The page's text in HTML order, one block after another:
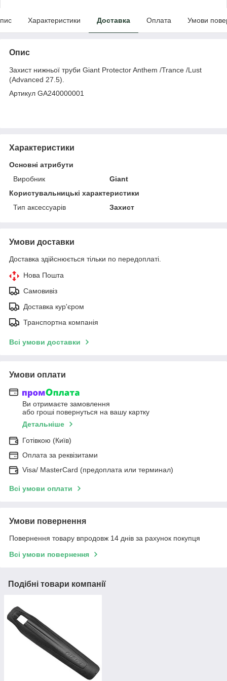
Характеристики Доставка Оплата Умови
Опис
Захист нижньої труби Giant Protector Anthem /Trance /Lust
(Advanced 27.5).
Артикул GA240000001
Характеристики
Основні атрибути
Виробник
Giant
Користувальницькі характеристики
Тип аксессуарів
Захист
Умови доставки
Доставка здійснюється тільки по передоплаті.
Нова Пошта
Самовивіз
Доставка кур'єром
Транспортна компанія
Всі умови доставки
Умови оплати
Ви отримаєте замовлення
або гроші повернуться на вашу картку
Детальніше
Готівкою (Київ)
Оплата за реквізитами
Visa/ MasterCard (предоплата или терминал)
Всі умови оплати
Умови повернення
Повернення товару впродовж 14 днів за рахунок покупця
Всі умови повернення
Подібні товари компанії